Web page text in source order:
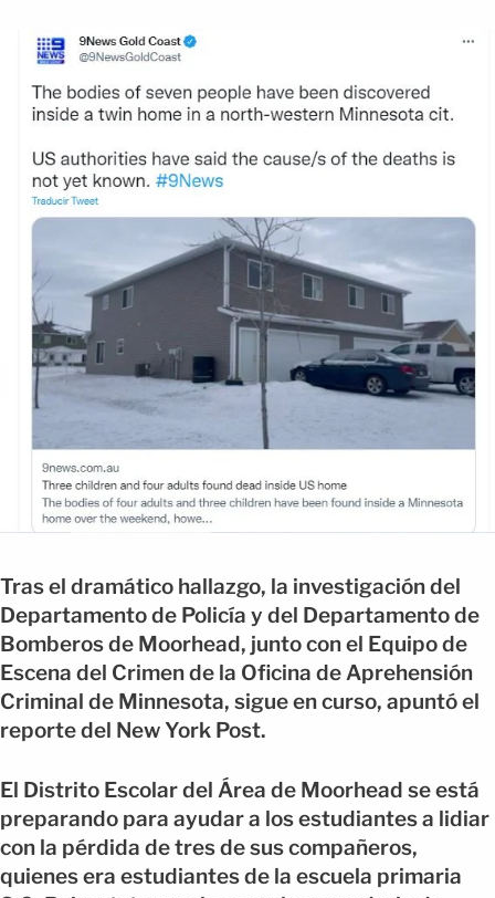
Tras el dramático hallazgo, la investigación del
Departamento de Policía y del Departamento de
Bomberos de Moorhead, junto con el Equipo de
Escena del Crimen de la Oficina de Aprehensión
Criminal de Minnesota, sigue en curso, apuntó el
reporte del New York Post.
El Distrito Escolar del Área de Moorhead se está
preparando para ayudar a los estudiantes a lidiar
con la pérdida de tres de sus compañeros,
quienes era estudiantes de la escuela primaria